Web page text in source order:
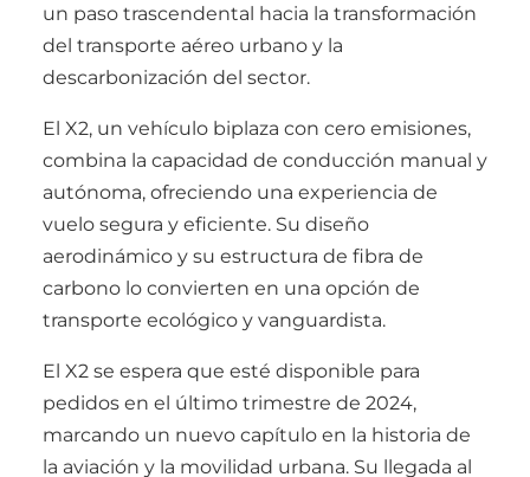
un paso trascendental hacia la transformación
del transporte aéreo urbano y la
descarbonización del sector.
El X2, un vehículo biplaza con cero emisiones,
combina la capacidad de conducción manual y
autónoma, ofreciendo una experiencia de
vuelo segura y eficiente. Su diseño
aerodinámico y su estructura de fibra de
carbono lo convierten en una opción de
transporte ecológico y vanguardista.
El X2 se espera que esté disponible para
pedidos en el último trimestre de 2024,
marcando un nuevo capítulo en la historia de
la aviación y la movilidad urbana. Su llegada al